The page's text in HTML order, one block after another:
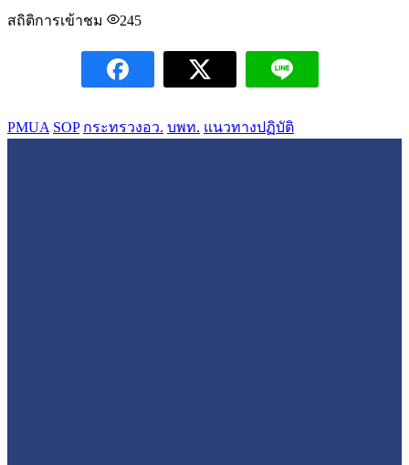
สถิติการเข้าชม 245
PMUA SOP กระทรวงอว. บพท. แนวทางปฏิบัติ